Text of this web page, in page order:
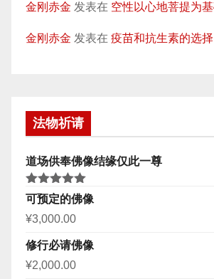
金刚赤金 发表在 空性以心地菩提为
金刚赤金 发表在 疫苗和抗生素的选择
法物祈请
道场供奉佛像结缘仅此一尊
评分5.00
&sol; 5
可预定的佛像
¥3,000.00
修行必请佛像
¥2,000.00